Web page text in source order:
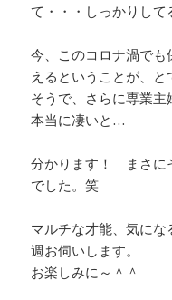
て・・・しっかりして
今、このコロナ渦で
えるということが、
そうで、さらに専業
本当に凄いと…
分かります！ まさに
でした。笑
マルチな才能、気に
週お伺いします。
お楽しみに～＾＾